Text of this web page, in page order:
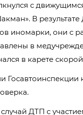
с
В
иномарки, они с
в
в карете
Госавтоинспекции
ДТП с